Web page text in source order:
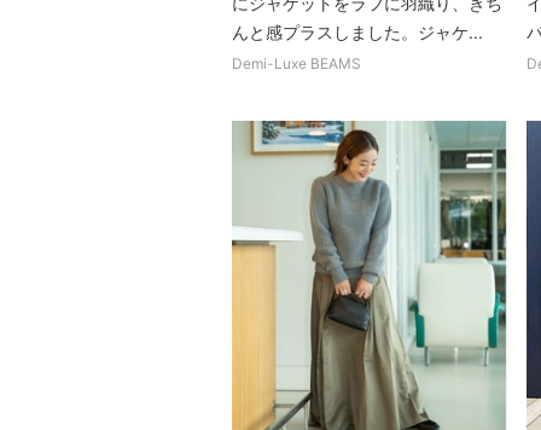
んと感プラスしました。ジャケ...
Demi-Luxe BEAMS